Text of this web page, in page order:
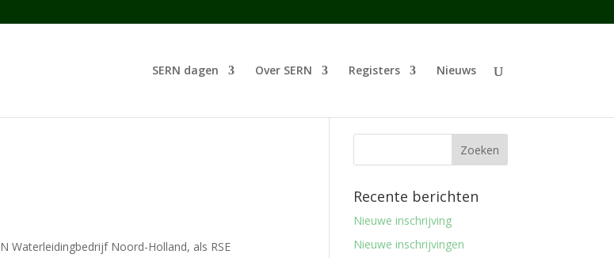
SERN dagen Over SERN Registers Nieuws
Waterleidingbedrijf Noord-Holland, als RSE
Recente berichten
Nieuwe inschrijving
Nieuwe inschrijvingen